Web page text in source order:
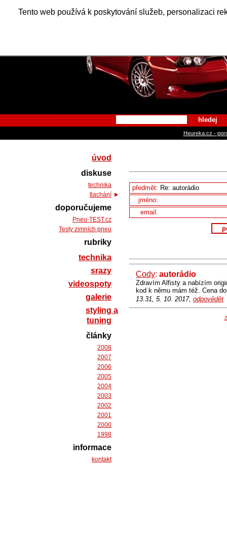
Tento web používá k poskytování služeb, personalizaci
Alfa
hledej
Heureka.cz -
předmět:
jméno:
email:
Cody: autorádio
Zdravím Alfisty a nabízím
kod k němu mám též. Cena
13.31, 5. 10. 2017, odpovědět
úvod
diskuse
technika
tlachání
doporučujeme
Pneu-TEST.cz
Testy zimních pneu
rubriky
technika
srazy
videospoty
galerie
styling a
tuning
články
2008
2007
2006
2005
2004
2003
2002
2001
2000
1998
informace
kontakt